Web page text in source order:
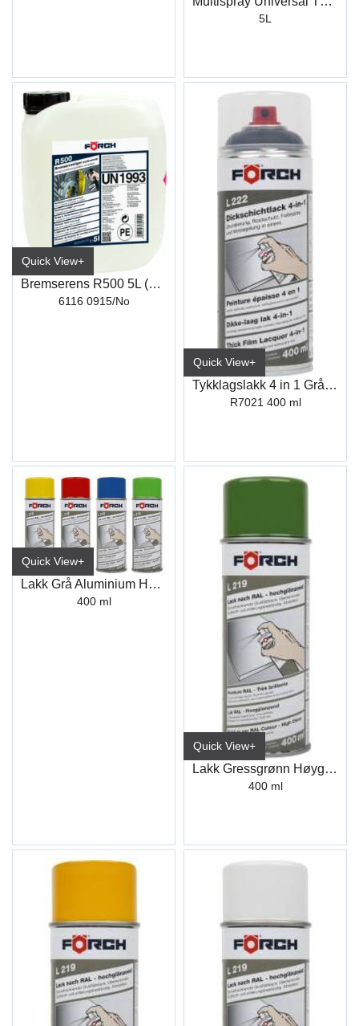
5L
Quick View+
Bremserens R500 5L (m/Aceton)
6116 0915/No
Quick View+
Tykklagslakk 4 in 1 Gråsort L222
R7021 400 ml
Quick View+
Lakk Grå Aluminium Høyglans L219 R9007
400 ml
Quick View+
Lakk Gressgrønn Høyglans L219 R6010
400 ml